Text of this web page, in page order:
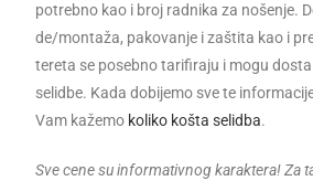
potrebno kao i broj radnika za nošenje.
de/montaža, pakovanje i zaštita kao i
tereta se posebno tarifiraju i mogu
selidbe. Kada dobijemo sve te
Vam kažemo koliko košta selidba.
Sve cene su informativnog karaktera! Za